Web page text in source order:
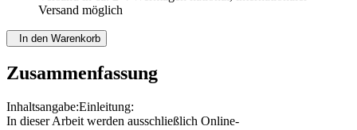
Versand möglich
In den Warenkorb
Zusammenfassung
Inhaltsangabe:Einleitung:
In dieser Arbeit werden ausschließlich Online-